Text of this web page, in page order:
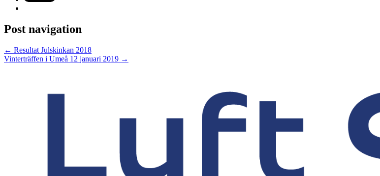
Post navigation
← Resultat Julskinkan 2018
Vinterträffen i Umeå 12 januari 2019 →